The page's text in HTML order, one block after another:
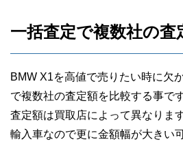
一括査定で複数社の査
BMW X1を高値で売りたい時に欠
で複数社の査定額を比較する事です
査定額は買取店によって異なりま
輸入車なので更に金額幅が大きい